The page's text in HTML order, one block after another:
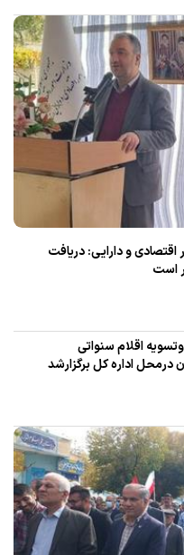
و دارایی: دریافت
اقلام سنواتی
درمحل اداره كل برگزارشد